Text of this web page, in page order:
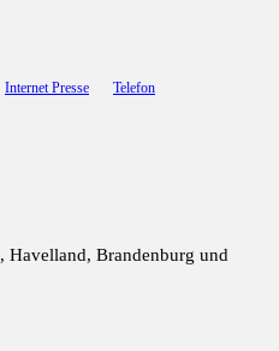
Internet Presse
Telefon
Havelland, Brandenburg und